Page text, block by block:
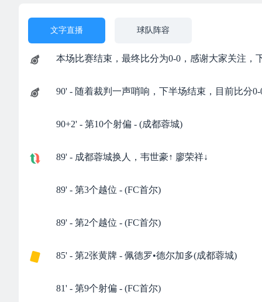
文字直播 球队阵容
本场比赛结束，最终比分为0-0，感谢大家关注，
90' - 随着裁判一声哨响，下半场结束，目前比分0-
90+2' - 第10个射偏 - (成都蓉城)
89' - 成都蓉城换人，韦世豪↑ 廖荣祥↓
89' - 第3个越位 - (FC首尔)
89' - 第2个越位 - (FC首尔)
85' - 第2张黄牌 - 佩德罗•德尔加多(成都蓉城)
81' - 第9个射偏 - (FC首尔)